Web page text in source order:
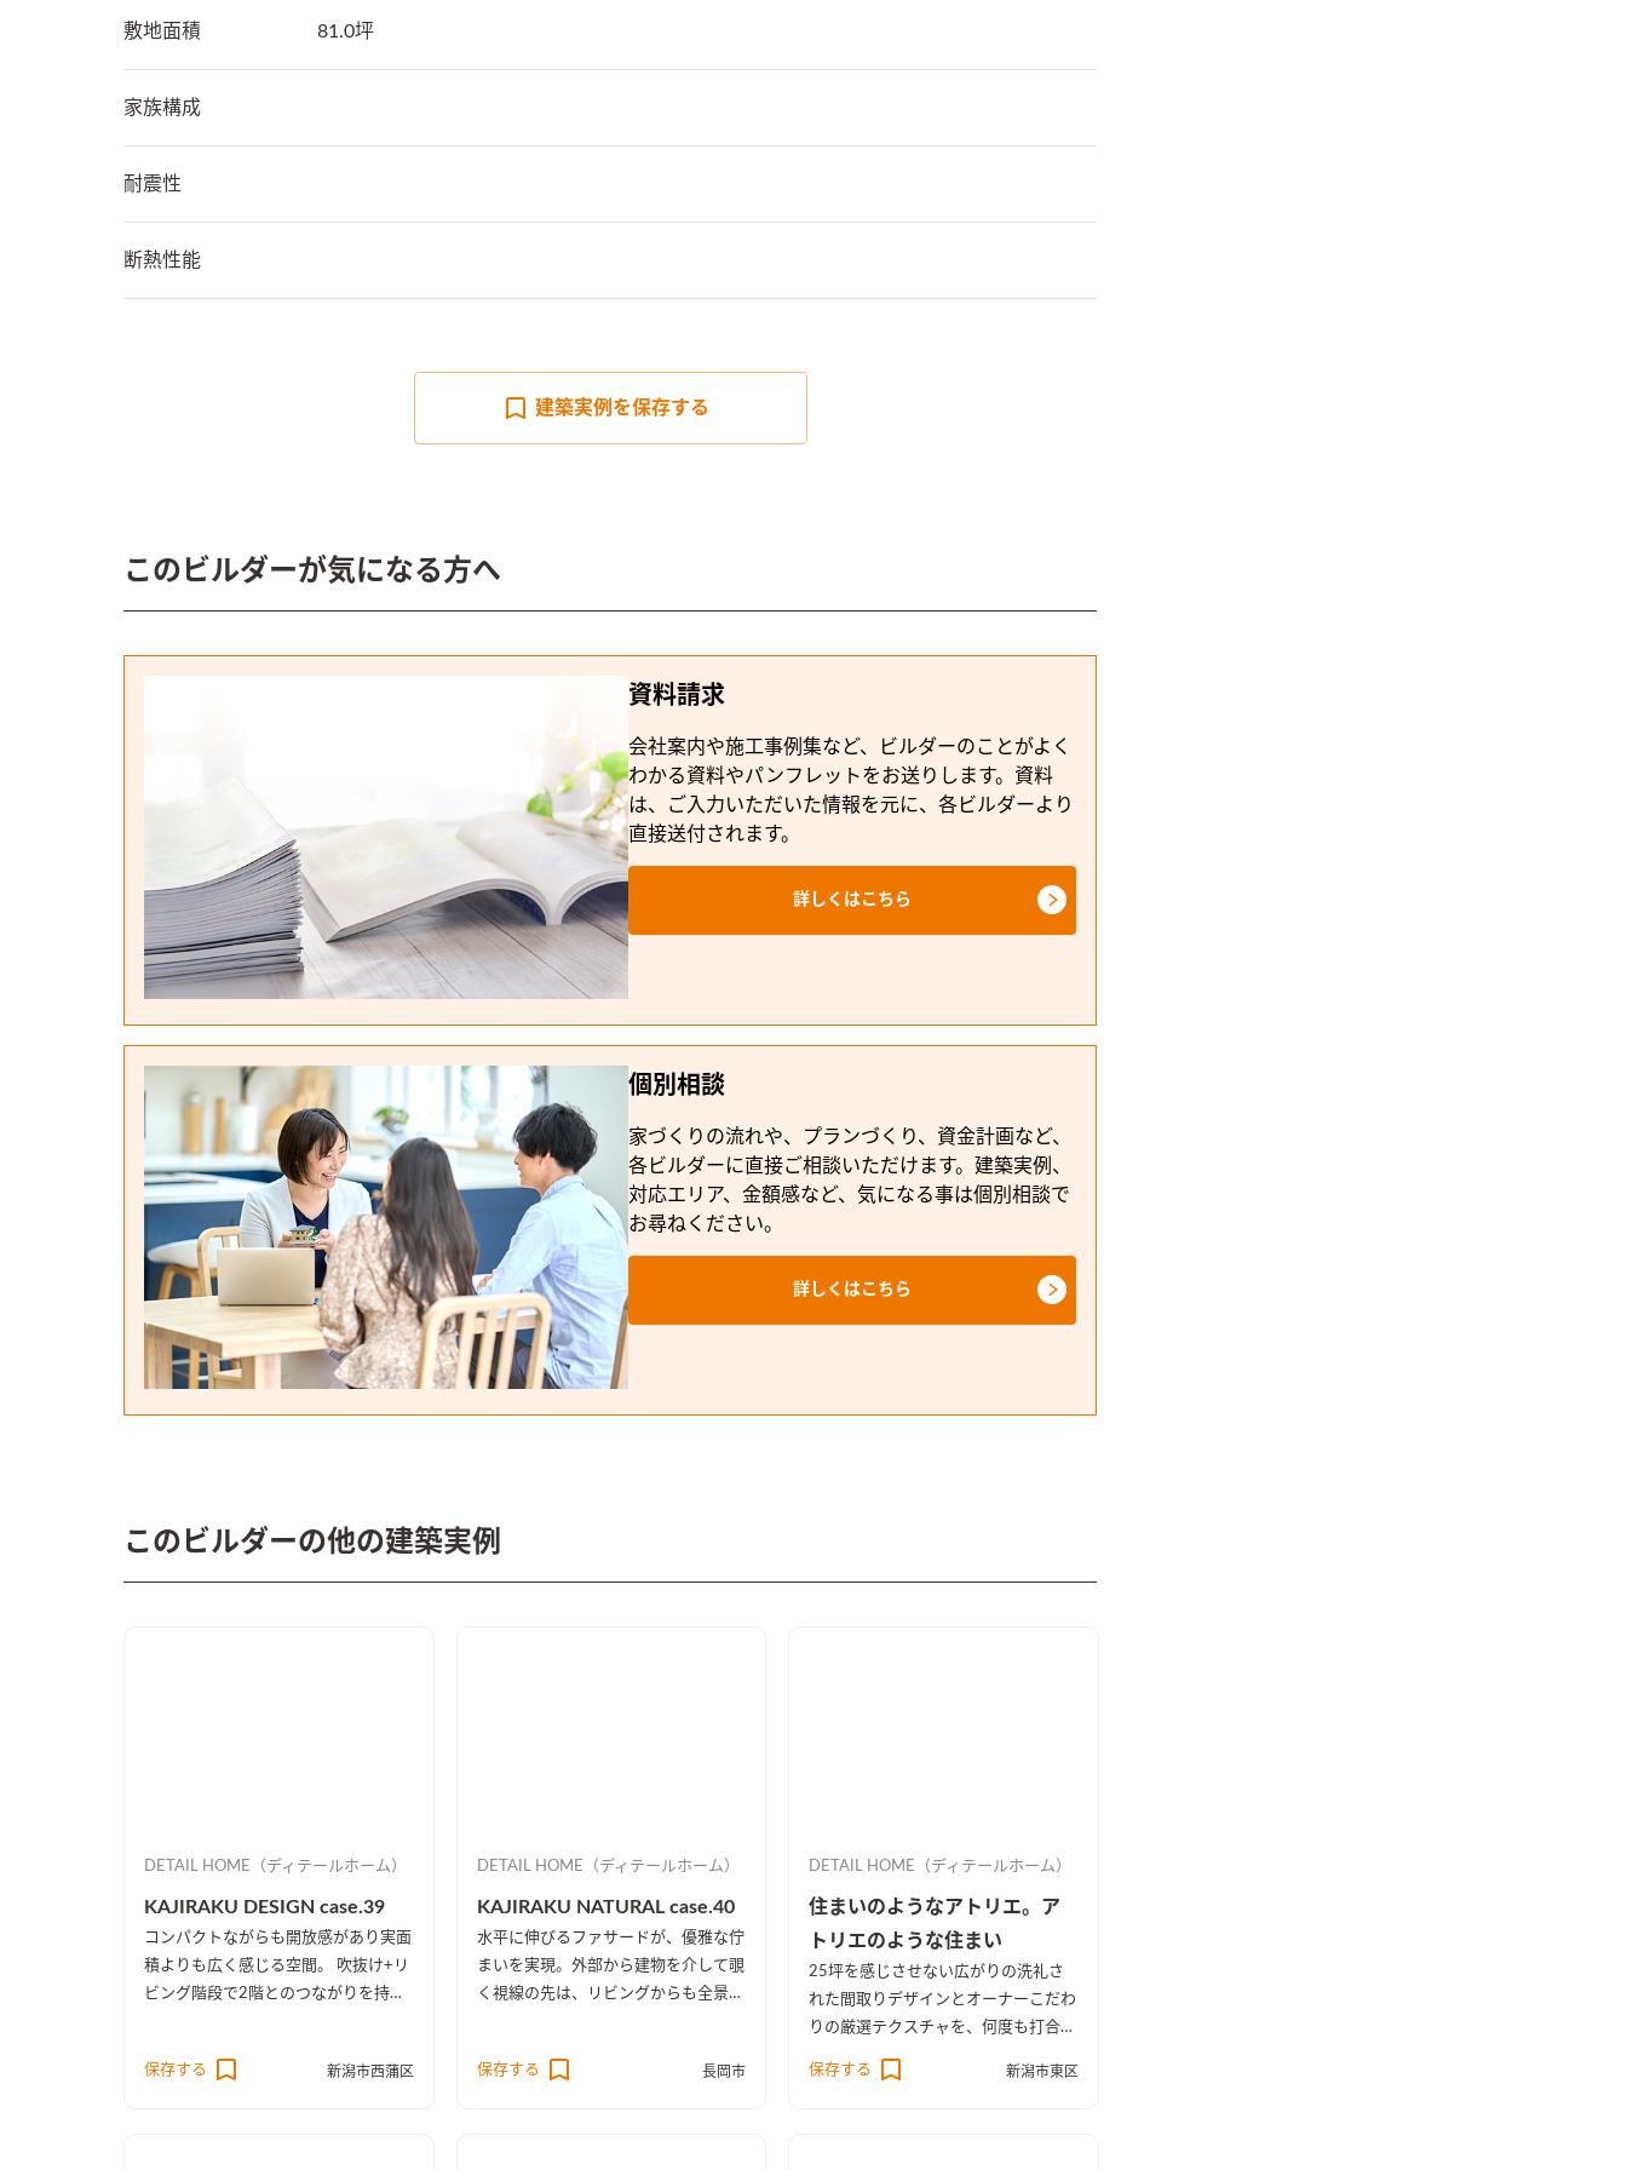
敷地面積 81.0坪
家族構成
耐震性
断熱性能
建築実例を保存する
このビルダーが気になる方へ
資料請求
会社案内や施工事例集など、ビルダーのことがよく
わかる資料やパンフレットをお送りします。資料
は、ご入力いただいた情報を元に、各ビルダーより
直接送付されます。
詳しくはこちら
個別相談
家づくりの流れや、プランづくり、資金計画など、
各ビルダーに直接ご相談いただけます。建築実例、
対応エリア、金額感など、気になる事は個別相談で
お尋ねください。
詳しくはこちら
このビルダーの他の建築実例
DETAIL HOME（ディテールホーム）
KAJIRAKU DESIGN case.39
コンパクトながらも開放感があり実面
積よりも広く感じる空間。 吹抜け+リ
ビング階段で2階とのつながりを持た
より、1階・2階の一体感を演出しま
保存する 新潟市西蒲区
DETAIL HOME（ディテールホーム）
KAJIRAKU NATURAL case.40
水平に伸びるファサードが、優雅な佇
まいを実現。外部から建物を介して覗
く視線の先は、リビングからも全景を
た。
保存する 長岡市
DETAIL HOME（ディテールホーム）
住まいのようなアトリエ。ア
トリエのような住まい
25坪を感じさせない広がりの洗礼さ
れた間取りデザインとオーナーこだわ
りの厳選テクスチャを、何度も打合せ
調和した空間。きっと家から出たくな
保存する 新潟市東区